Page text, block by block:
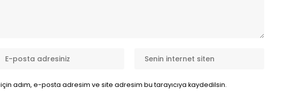
adım, e-posta adresim ve site adresim bu tarayıcıya kaydedilsin.